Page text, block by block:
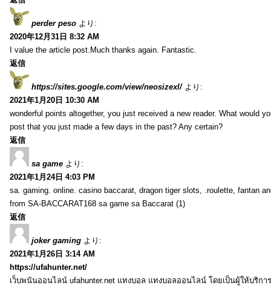
perder peso より:
2020年12月31日 8:32 AM
I value the article post.Much thanks again. Fantastic.
返信
https://sites.google.com/view/neosizexl/ より:
2021年1月20日 10:30 AM
wonderful points altogether, you just received a new reader. What would
post that you just made a few days in the past? Any certain?
返信
sa game より:
2021年1月24日 4:03 PM
sa. gaming. online. casino baccarat, dragon tiger slots, .roulette, fantan
from SA-BACCARAT168 sa game sa Baccarat (1)
返信
joker gaming より:
2021年1月26日 3:14 AM
https://ufahunter.net/
เว็บพนันออนไลน์ ufahunter.net แทงบอล แทงบอลออนไลน์ โดยเป็นผู้ให้บริกา